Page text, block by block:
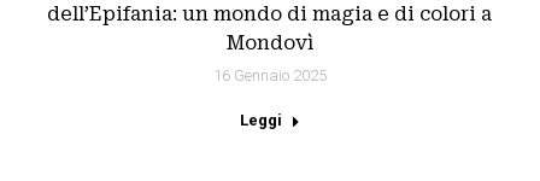
dell’Epifania: un mondo di magia e di colori a
Mondovì
16 Gennaio 2025
Leggi